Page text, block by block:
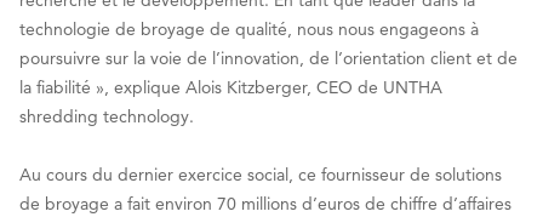
technologie de broyage de qualité, nous nous engageons à
poursuivre sur la voie de l’innovation, de l’orientation client et de
la fiabilité », explique Alois Kitzberger, CEO de UNTHA
shredding technology.
Au cours du dernier exercice social, ce fournisseur de solutions
de broyage a fait environ 70 millions d’euros de chiffre d’affaires